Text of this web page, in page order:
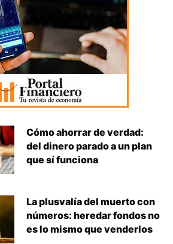
Cómo ahorrar de verdad:
del dinero parado a un plan
que sí funciona
La plusvalía del muerto con
números: heredar fondos no
es lo mismo que venderlos